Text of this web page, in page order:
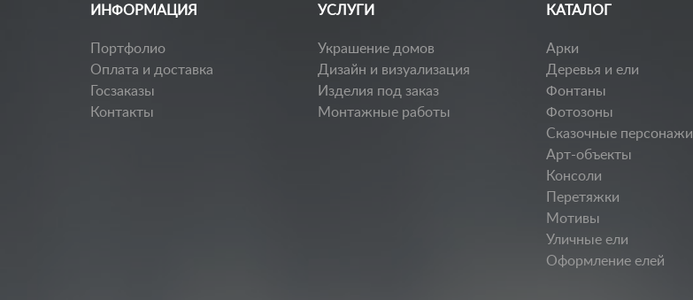
ИНФОРМАЦИЯ
Портфолио
Оплата и доставка
Госзаказы
Контакты
УСЛУГИ
Украшение домов
Дизайн и визуализация
Изделия под заказ
Монтажные работы
КАТАЛОГ
Арки
Деревья и ели
Фонтаны
Фотозоны
Сказочные персонажи
Арт-объекты
Консоли
Перетяжки
Мотивы
Уличные ели
Оформление елей